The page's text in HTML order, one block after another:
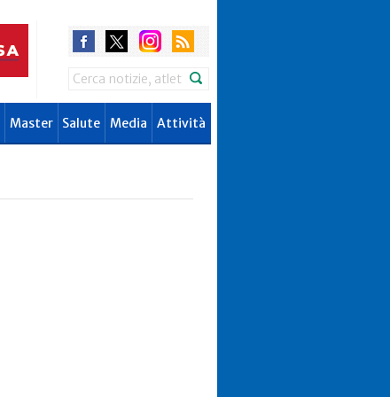
Search
Master Salute Media Attività